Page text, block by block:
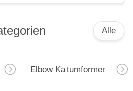
Alle
Elbow Kaltumformer